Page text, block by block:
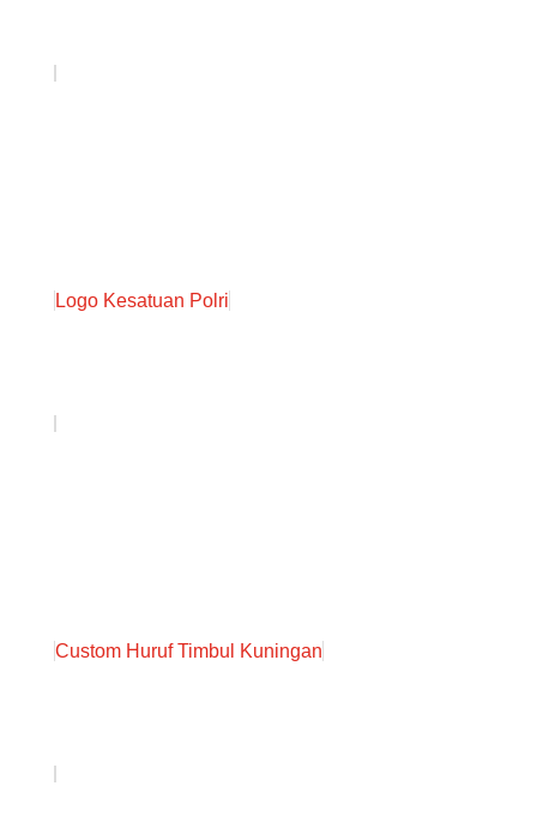
Logo Kesatuan Polri
Custom Huruf Timbul Kuningan